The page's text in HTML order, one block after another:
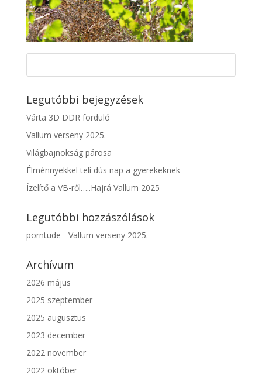
Legutóbbi bejegyzések
Várta 3D DDR forduló
Vallum verseny 2025.
Világbajnokság párosa
Élménnyekkel teli dús nap a gyerekeknek
Ízelítő a VB-ről…..Hajrá Vallum 2025
Legutóbbi hozzászólások
porntude - Vallum verseny 2025.
Archívum
2026 május
2025 szeptember
2025 augusztus
2023 december
2022 november
2022 október